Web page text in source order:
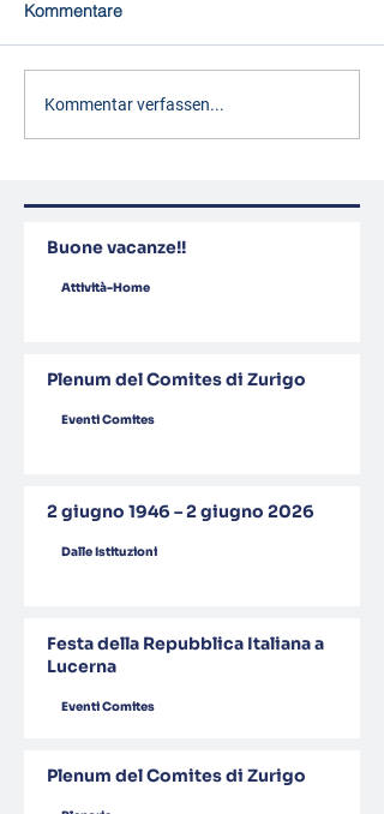
Kommentare
Kommentar verfassen...
Buone vacanze!!
Attività-Home
Plenum del Comites di Zurigo
Eventi Comites
2 giugno 1946 – 2 giugno 2026
Dalle Istituzioni
Festa della Repubblica Italiana a
Lucerna
Eventi Comites
Plenum del Comites di Zurigo